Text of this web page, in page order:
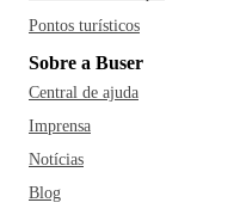
Pontos turísticos
Sobre a Buser
Central de ajuda
Imprensa
Notícias
Blog